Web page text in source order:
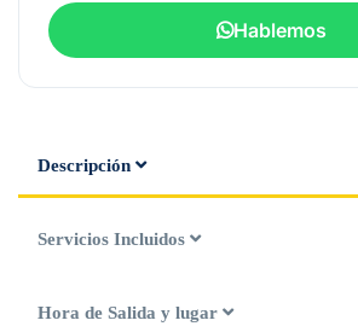
Hablemos
Descripción
Servicios Incluidos
Hora de Salida y lugar